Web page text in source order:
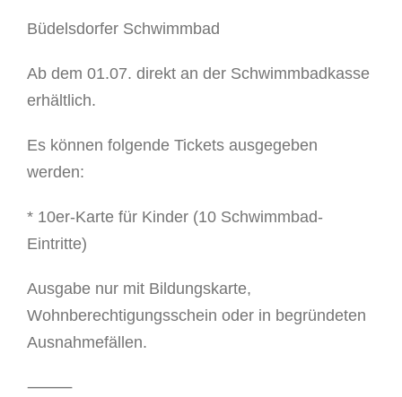
Büdelsdorfer Schwimmbad
Ab dem 01.07. direkt an der Schwimmbadkasse
erhältlich.
Es können folgende Tickets ausgegeben
werden:
* 10er-Karte für Kinder (10 Schwimmbad-
Eintritte)
Ausgabe nur mit Bildungskarte,
Wohnberechtigungsschein oder in begründeten
Ausnahmefällen.
⸻